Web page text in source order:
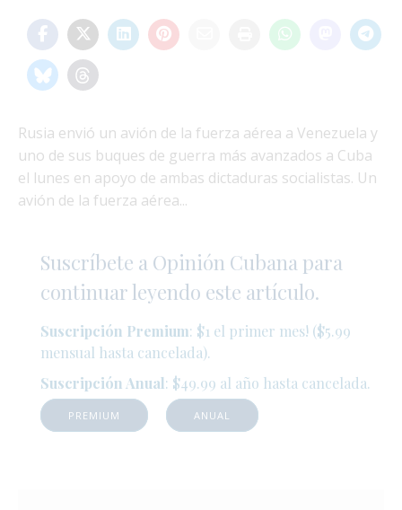
Rusia envió un avión de la fuerza aérea a Venezuela y
uno de sus buques de guerra más avanzados a Cuba
el lunes en apoyo de ambas dictaduras socialistas. Un
avión de la fuerza aérea...
Suscríbete a Opinión Cubana para
continuar leyendo este artículo.
Suscripción Premium: $1 el primer mes! ($5.99
mensual hasta cancelada).
Suscripción Anual: $49.99 al año hasta cancelada.
PREMIUM ANUAL